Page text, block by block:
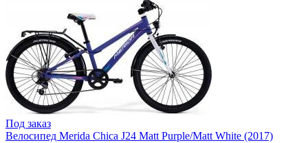
Под заказ
Велосипед Merida Chica J24 Matt Purple/Matt White (2017)